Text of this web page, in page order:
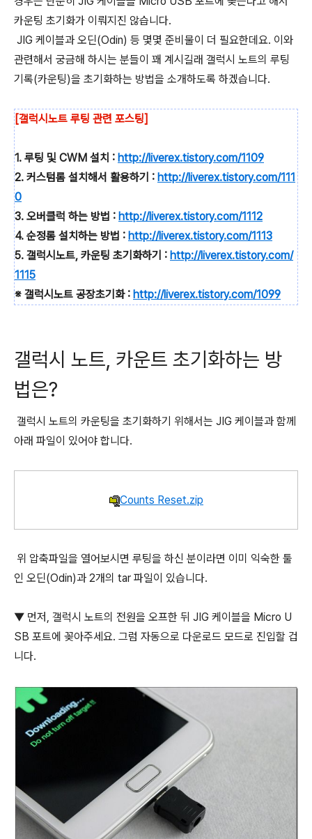
카운팅 초기화가 이뤄지진 않습니다.
JIG 케이블과 오딘(Odin) 등 몇몇 준비물이 더 필요한데요. 이와
관련해서 궁금해 하시는 분들이 꽤 계시길래 갤럭시 노트의 루팅
기록(카운팅)을 초기화하는 방법을 소개하도록 하겠습니다.
[갤럭시노트 루팅 관련 포스팅]
1. 루팅 및 CWM 설치 : http://liverex.tistory.com/1109
2. 커스텀롬 설치해서 활용하기 : http://liverex.tistory.com/111
0
3. 오버클럭 하는 방법 : http://liverex.tistory.com/1112
4. 순정롬 설치하는 방법 : http://liverex.tistory.com/1113
5. 갤럭시노트, 카운팅 초기화하기 : http://liverex.tistory.com/
1115
※ 갤럭시노트 공장초기화 : http://liverex.tistory.com/1099
갤럭시 노트, 카운트 초기화하는 방
법은?
갤럭시 노트의 카운팅을 초기화하기 위해서는 JIG 케이블과 함께
아래 파일이 있어야 합니다.
Counts Reset.zip
위 압축파일을 열어보시면 루팅을 하신 분이라면 이미 익숙한 툴
인 오딘(Odin)과 2개의 tar 파일이 있습니다.
▼ 먼저, 갤럭시 노트의 전원을 오프한 뒤 JIG 케이블을 Micro U
SB 포트에 꽂아주세요. 그럼 자동으로 다운로드 모드로 진입할 겁
니다.